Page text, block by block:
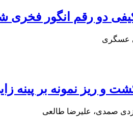
دو رقم انگور فخری
عسگری
و ریز نمونه بر پینه
یزدی صمدی، علیرضا طالعی